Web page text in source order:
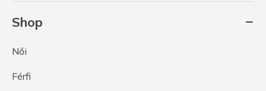
Shop
Női
Férfi